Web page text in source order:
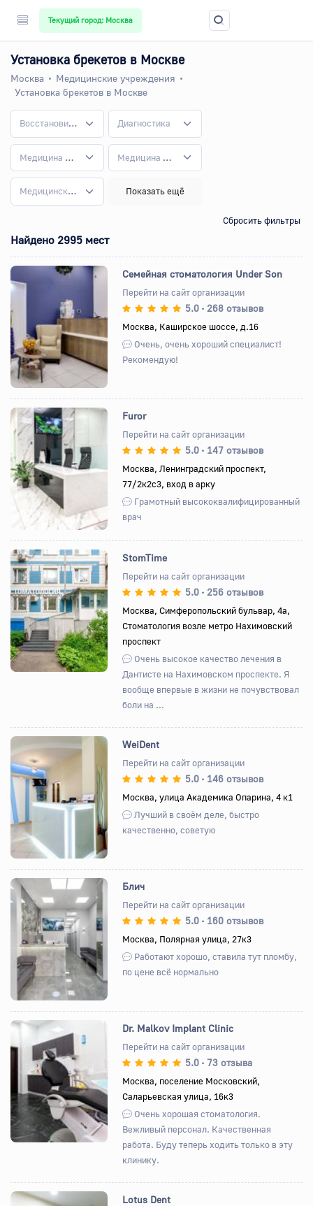
Текущий город: Москва
Установка брекетов в Москве
Москва
Медицинские учреждения
Установка брекетов в Москве
Восстановительная медицина Диагностика
Медицина для детей Медицина на дому
Медицинский туризм Показать ещё
Сбросить фильтры
Найдено 2995 мест
Назад Вперед
Семейная стоматология Under Son
Перейти на сайт организации
5.0 • 268 отзывов
Москва, Каширское шоссе, д.16
Очень, очень хороший специалист!
Рекомендую!
Назад Вперед
Furor
Перейти на сайт организации
5.0 • 147 отзывов
Москва, Ленинградский проспект,
77/2к2с3, вход в арку
Грамотный высококвалифицированный
врач
Назад Вперед
StomTime
Перейти на сайт организации
5.0 • 256 отзывов
Москва, Симферопольский бульвар, 4а,
Стоматология возле метро Нахимовский
проспект
Очень высокое качество лечения в
Дантисте на Нахимовском проспекте. Я
вообще впервые в жизни не почувствовал
боли на ...
Назад Вперед
WeiDent
Перейти на сайт организации
5.0 • 146 отзывов
Москва, улица Академика Опарина, 4 к1
Лучший в своём деле, быстро
качественно, советую
Назад Вперед
Блич
Перейти на сайт организации
5.0 • 160 отзывов
Москва, Полярная улица, 27к3
Работают хорошо, ставила тут пломбу,
по цене всё нормально
Назад Вперед
Dr. Malkov Implant Clinic
Перейти на сайт организации
5.0 • 73 отзыва
Москва, поселение Московский,
Саларьевская улица, 16к3
Очень хорошая стоматология.
Вежливый персонал. Качественная
работа. Буду теперь ходить только в эту
клинику.
Lotus Dent